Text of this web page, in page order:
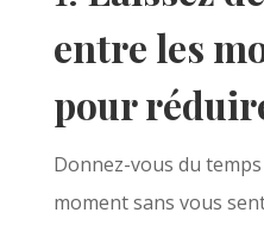
entre les
pour
Donnez-vous du
moment sans vous